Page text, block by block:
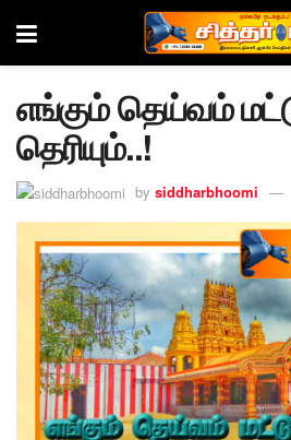
எங்கும் தெய்வம்
தெரியும்..!
by siddharbhoomi